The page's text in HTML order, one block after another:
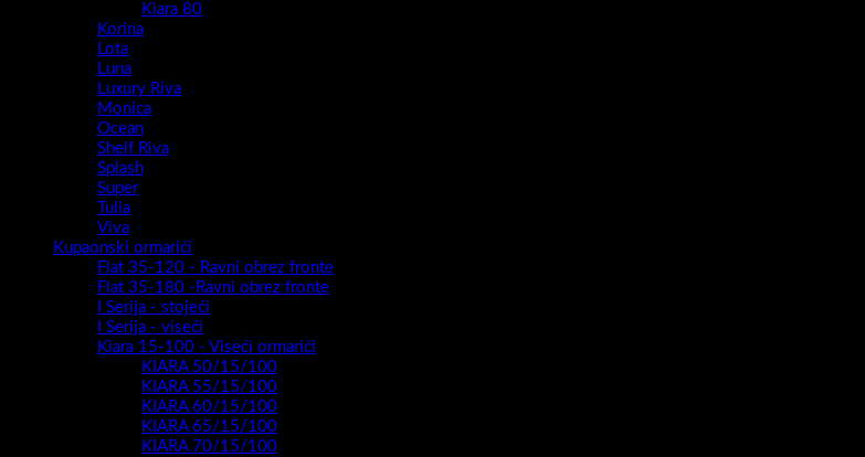
Kiara 80
Korina
Lota
Luna
Luxury Riva
Monica
Ocean
Shelf Riva
Splash
Super
Tulia
Viva
Kupaonski ormarići
Flat 35-120 - Ravni obrez fronte
Flat 35-180 -Ravni obrez fronte
I Serija - stojeći
I Serija - viseći
Kiara 15-100 - Viseći ormarići
KIARA 50/15/100
KIARA 55/15/100
KIARA 60/15/100
KIARA 65/15/100
KIARA 70/15/100